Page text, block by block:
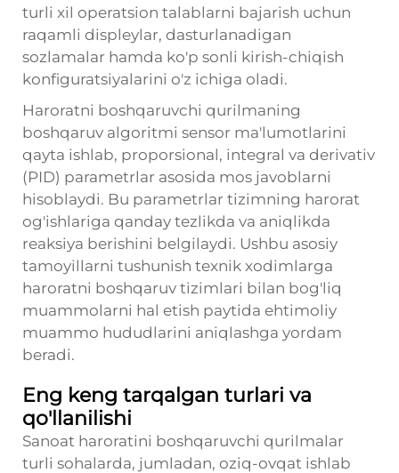
turli xil operatsion talablarni bajarish uchun
raqamli displeylar, dasturlanadigan
sozlamalar hamda ko'p sonli kirish-chiqish
konfiguratsiyalarini o'z ichiga oladi.
Haroratni boshqaruvchi qurilmaning
boshqaruv algoritmi sensor ma'lumotlarini
qayta ishlab, proporsional, integral va derivativ
(PID) parametrlar asosida mos javoblarni
hisoblaydi. Bu parametrlar tizimning harorat
og'ishlariga qanday tezlikda va aniqlikda
reaksiya berishini belgilaydi. Ushbu asosiy
tamoyillarni tushunish texnik xodimlarga
haroratni boshqaruv tizimlari bilan bog'liq
muammolarni hal etish paytida ehtimoliy
muammo hududlarini aniqlashga yordam
beradi.
Eng keng tarqalgan turlari va
qo'llanilishi
Sanoat haroratini boshqaruvchi qurilmalar
turli sohalarda, jumladan, oziq-ovqat ishlab